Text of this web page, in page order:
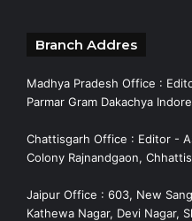
Branch Addres
Madhya Pradesh Office :
Parmar Gram Dakachya
Chattisgarh Office : Editor -
Colony Rajnandgaon,
Jaipur Office : 603, New
Kathewa Nagar, Devi Nagar,